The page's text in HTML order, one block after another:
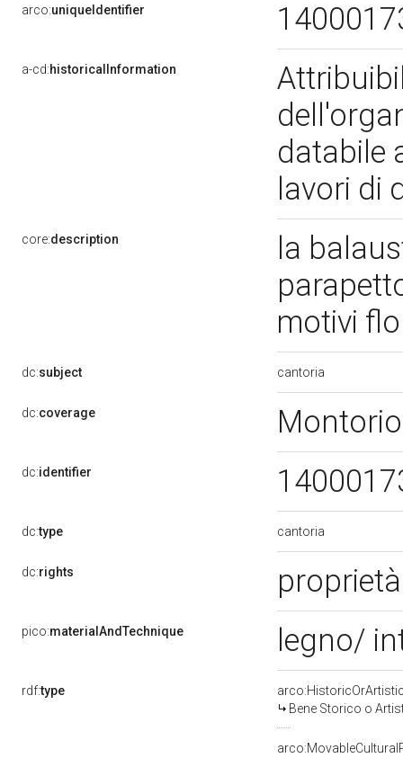
arco:uniqueIdentifier
a-cd:historicalInformation
databile
lavori di
core:description
la
motivi
dc:subject cantoria
dc:coverage
dc:identifier
dc:type cantoria
dc:rights
pico:materialAndTechnique legno/
rdf:type
Bene Storico o